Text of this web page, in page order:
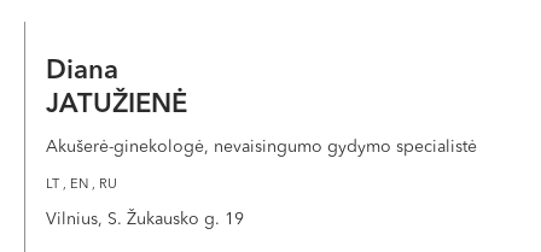
Diana
JATUŽIENĖ
Akušerė-ginekologė, nevaisingumo gydymo specialistė
LT , EN , RU
Vilnius, S. Žukausko g. 19